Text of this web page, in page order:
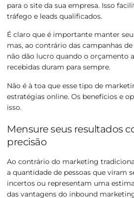
para o site da sua empresa. Isso
tráfego e leads qualificados.
É claro que é importante manter
mas, ao contrário das campanhas
não dão lucro quando o orçamento
recebidas duram para sempre.
Não é à toa que esse tipo de
estratégias online. Os benefícios e
isso.
Mensure seus resultados
precisão
Ao contrário do marketing
a quantidade de pessoas que viram
incertos ou representam uma
das vantagens do inbound